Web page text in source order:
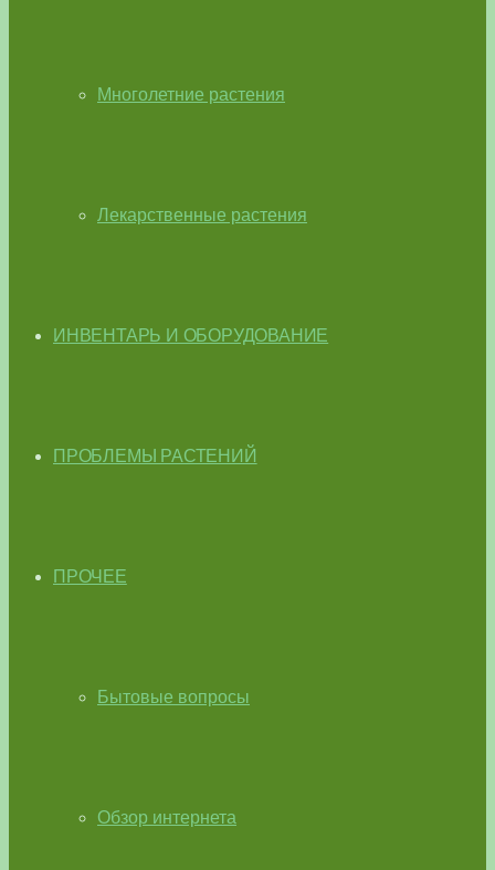
Многолетние растения
Лекарственные растения
ИНВЕНТАРЬ И ОБОРУДОВАНИЕ
ПРОБЛЕМЫ РАСТЕНИЙ
ПРОЧЕЕ
Бытовые вопросы
Обзор интернета